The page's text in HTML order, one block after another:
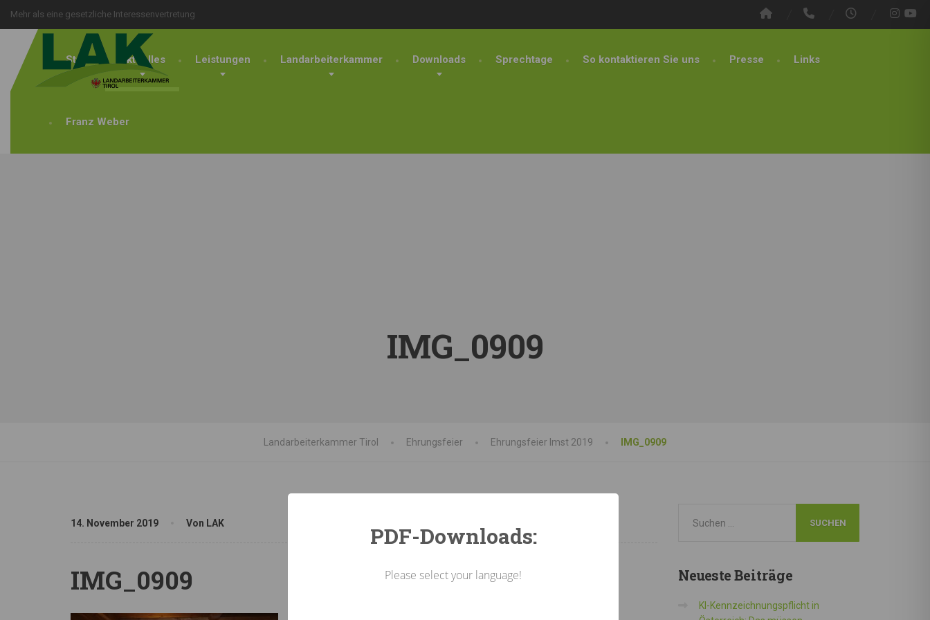
Mehr als eine gesetzliche Interessenvertretung
Start Aktuelles Leistungen Landarbeiterkammer Downloads Sprechtage So kontaktieren Sie uns Presse Links
Franz Weber
IMG_0909
Landarbeiterkammer Tirol Ehrungsfeier Ehrungsfeier Imst 2019 IMG_0909
14. November 2019 Von LAK
IMG_0909 NeuesteBeiträge
KI-Kennzeichnungspflicht in
PDF-Downloads:
Please select your language!